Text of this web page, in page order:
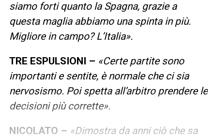
siamo forti quanto la Spagna, grazie a
questa maglia abbiamo una spinta in più.
Migliore in campo? L’Italia».
TRE ESPULSIONI – «Certe partite sono
importanti e sentite, è normale che ci sia
nervosismo. Poi spetta all’arbitro prendere le
decisioni più corrette».
NICOLATO – «Dimostra da anni ciò che sa